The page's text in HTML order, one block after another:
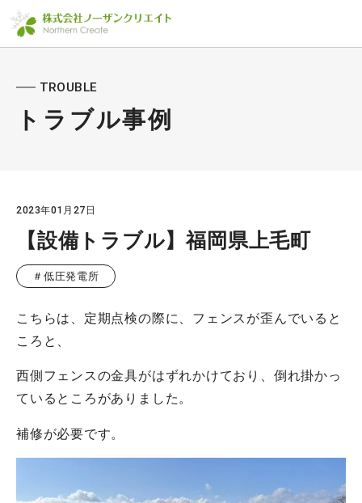
TROUBLE
トラブル事例
2023年01月27日
【設備トラブル】福岡県上毛町
＃低圧発電所
こちらは、定期点検の際に、フェンスが歪んでいると
ころと、
西側フェンスの金具がはずれかけており、倒れ掛かっ
ているところがありました。
補修が必要です。